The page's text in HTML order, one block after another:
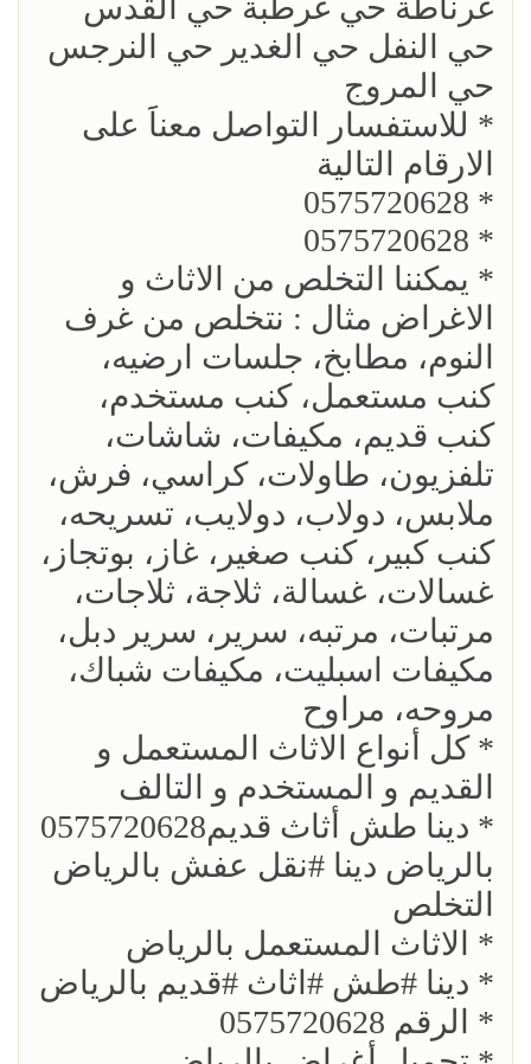
غرناطة حي غرطبة حي القدس
حي النفل حي الغدير حي النرجس
حي المروج
* للاستفسار التواصل معناََ على
الارقام التالية
* 0575720628
* 0575720628
* يمكننا التخلص من الاثاث و
الاغراض مثال : نتخلص من غرف
النوم، مطابخ، جلسات ارضيه،
كنب مستعمل، كنب مستخدم،
كنب قديم، مكيفات، شاشات،
تلفزيون، طاولات، كراسي، فرش،
ملابس، دولاب، دولايب، تسريحه،
كنب كبير، كنب صغير، غاز، بوتجاز،
غسالات، غسالة، ثلاجة، ثلاجات،
مرتبات، مرتبه، سرير، سرير دبل،
مكيفات اسبليت، مكيفات شباك،
مروحه، مراوح
* كل أنواع الاثاث المستعمل و
القديم و المستخدم و التالف
* دينا طش أثاث قديم0575720628
بالرياض دينا #نقل عفش بالرياض
التخلص
* الاثاث المستعمل بالرياض
* دينا #طش #اثاث #قديم بالرياض
* الرقم 0575720628